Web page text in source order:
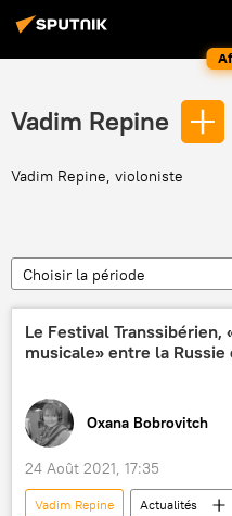
Vadim Repine
Vadim Repine, violoniste
Choisir la période
Le Festival Transsibérien,
musicale» entre la Russie
Oxana Bobrovitch
24 Août 2021, 17:35
Vadim Repine Actualités